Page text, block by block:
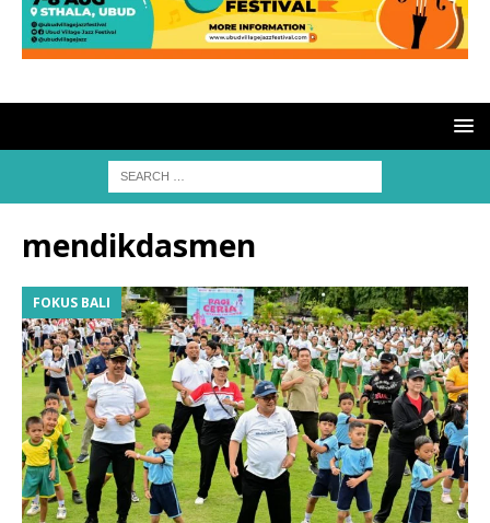
mendikdasmen
FOKUS BALI